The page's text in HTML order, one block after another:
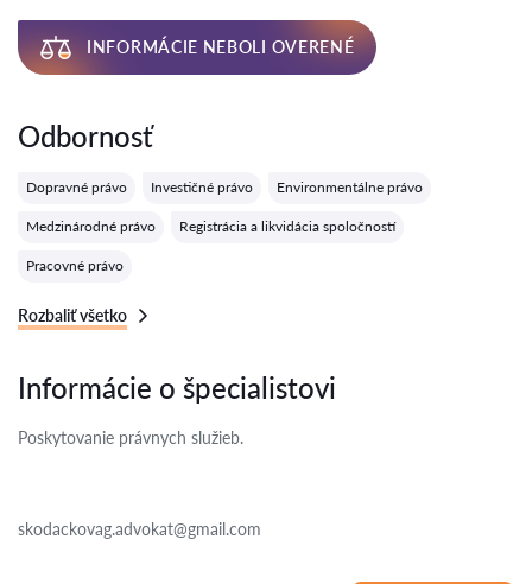
INFORMÁCIE NEBOLI OVERENÉ
Odbornosť
Dopravné právo Investičné právo Environmentálne právo
Medzinárodné právo Registrácia a likvidácia spoločností
Pracovné právo
Rozbaliť všetko
Informácie o špecialistovi
Poskytovanie právnych služieb.
skodackovag.advokat@gmail.com